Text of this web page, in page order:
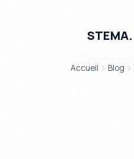
STEMA.
Accueil Blog